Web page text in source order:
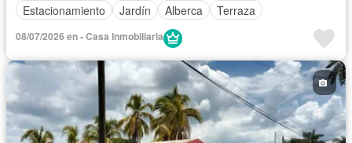
Estacionamiento
Jardín Alberca Terraza
08/07/2026 en - Casa Inmobiliaria